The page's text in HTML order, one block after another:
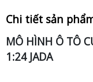
Chi tiết sản
MÔ HÌNH Ô TÔ
1:24 JADA